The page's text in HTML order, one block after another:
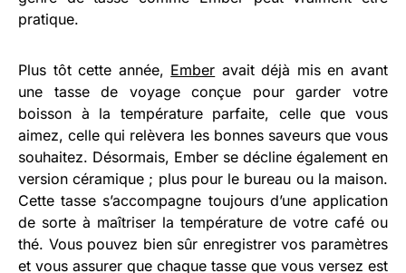
pratique.
Plus tôt cette année, Ember avait déjà mis en avant
une tasse de voyage conçue pour garder votre
boisson à la température parfaite, celle que vous
aimez, celle qui relèvera les bonnes saveurs que vous
souhaitez. Désormais, Ember se décline également en
version céramique ; plus pour le bureau ou la maison.
Cette tasse s’accompagne toujours d’une application
de sorte à maîtriser la température de votre café ou
thé. Vous pouvez bien sûr enregistrer vos paramètres
et vous assurer que chaque tasse que vous versez est